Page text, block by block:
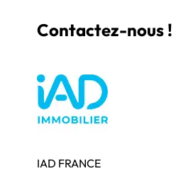
Contactez-nous !
IAD FRANCE